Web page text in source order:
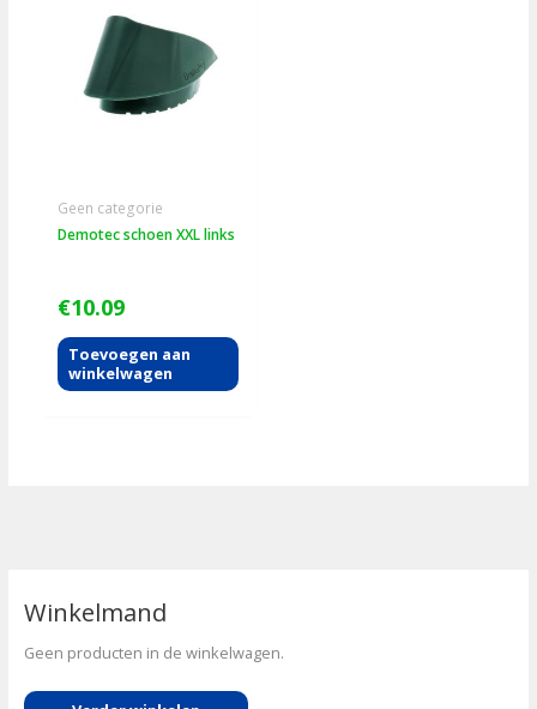
Geen categorie
Demotec schoen XXL links
€10.09
Toevoegen aan
winkelwagen
Winkelmand
Geen producten in de winkelwagen.